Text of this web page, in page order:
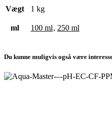
Vægt 1 kg
ml 100 ml, 250 ml
Du kunne muligvis også være